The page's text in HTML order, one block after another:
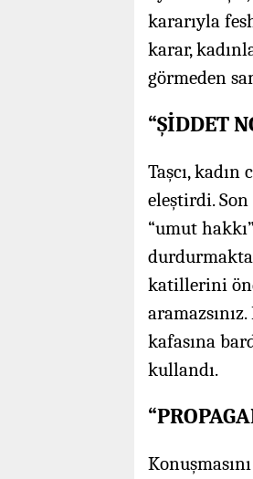
kararıyla
karar,
görmeden
“ŞİDDET
Taşcı,
eleştirdi.
“umut
durdurmakta
katillerini
kafasına
kullandı.